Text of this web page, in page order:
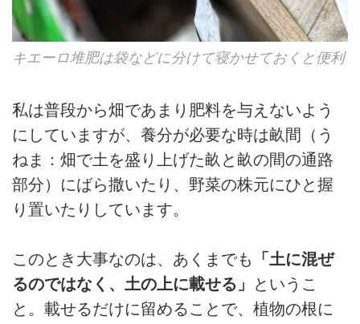
キエーロ堆肥は袋などに分けて寝かせておくと便利
私は普段から畑であまり肥料を与えないよう
にしていますが、養分が必要な時は畝間（う
ねま：畑で土を盛り上げた畝と畝の間の通路
部分）にばら撒いたり、野菜の株元にひと握
り置いたりしています。
このとき大事なのは、あくまでも
「土に混ぜ
るのではなく、土の上に載せる」
というこ
と。載せるだけに留めることで、植物の根に